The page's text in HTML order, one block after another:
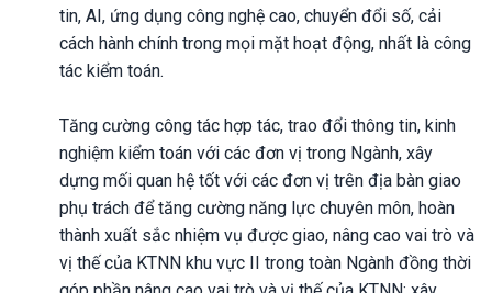
tin, AI, ứng dụng công nghệ cao, chuyển đổi số, cải
cách hành chính trong mọi mặt hoạt động, nhất là công
tác kiểm toán.
Tăng cường công tác hợp tác, trao đổi thông tin, kinh
nghiệm kiểm toán với các đơn vị trong Ngành, xây
dựng mối quan hệ tốt với các đơn vị trên địa bàn giao
phụ trách để tăng cường năng lực chuyên môn, hoàn
thành xuất sắc nhiệm vụ được giao, nâng cao vai trò và
vị thế của KTNN khu vực II trong toàn Ngành đồng thời